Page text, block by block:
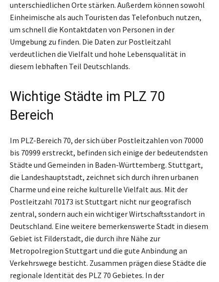
unterschiedlichen Orte stärken. Außerdem können sowohl
Einheimische als auch Touristen das Telefonbuch nutzen,
um schnell die Kontaktdaten von Personen in der
Umgebung zu finden. Die Daten zur Postleitzahl
verdeutlichen die Vielfalt und hohe Lebensqualität in
diesem lebhaften Teil Deutschlands.
Wichtige Städte im PLZ 70
Bereich
Im PLZ-Bereich 70, der sich über Postleitzahlen von 70000
bis 70999 erstreckt, befinden sich einige der bedeutendsten
Städte und Gemeinden in Baden-Württemberg. Stuttgart,
die Landeshauptstadt, zeichnet sich durch ihren urbanen
Charme und eine reiche kulturelle Vielfalt aus. Mit der
Postleitzahl 70173 ist Stuttgart nicht nur geografisch
zentral, sondern auch ein wichtiger Wirtschaftsstandort in
Deutschland. Eine weitere bemerkenswerte Stadt in diesem
Gebiet ist Filderstadt, die durch ihre Nähe zur
Metropolregion Stuttgart und die gute Anbindung an
Verkehrswege besticht. Zusammen prägen diese Städte die
regionale Identität des PLZ 70 Gebietes. In der